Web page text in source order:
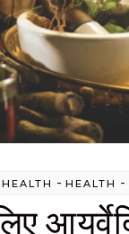
-HEALTH -